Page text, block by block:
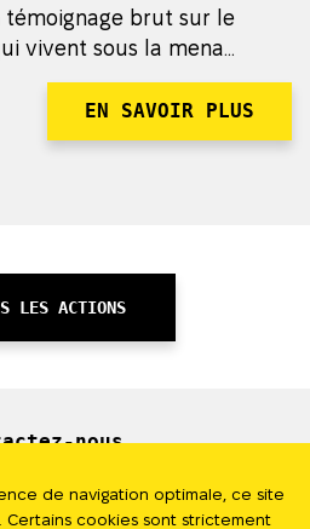
brut sur le
vivent sous la mena...
EN SAVOIR PLUS
LES ACTIONS
nous
de navigation optimale, ce site
cookies sont strictement